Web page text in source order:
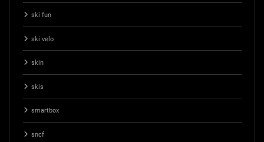
ski fun
ski velo
skin
skis
smartbox
sncf